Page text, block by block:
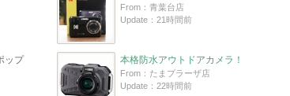
ップ
From：青葉台店
Update：21時間前
本格防水アウトドアカメラ！
From：たまプラーザ店
Update：22時間前